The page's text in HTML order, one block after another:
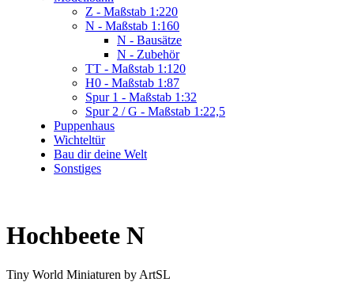
Z - Maßstab 1:220
N - Maßstab 1:160
N - Bausätze
N - Zubehör
TT - Maßstab 1:120
H0 - Maßstab 1:87
Spur 1 - Maßstab 1:32
Spur 2 / G - Maßstab 1:22,5
Puppenhaus
Wichteltür
Bau dir deine Welt
Sonstiges
Hochbeete N
Tiny World Miniaturen by ArtSL